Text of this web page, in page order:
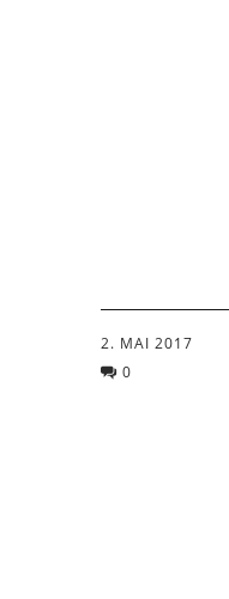
2. MAI 2017
0